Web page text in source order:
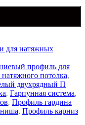
для натяжных
профиль для
потолка,
двухрядный П
, Гарпунная система,
, Профиль гардина
, Профиль карниз